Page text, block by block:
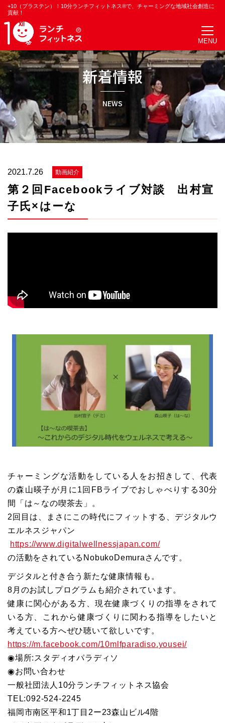
+10（プラステン）！10分ランチフィットネス®で、チャーミングな地域社会創造に
貢献！
新着情報
NEWS
2021.7.26 動画紹介
第２回Facebookライブ対談 出村宣
子氏×はーな
チャーミングな活動をしている人をお招きして、代表
の森山暎子が月に1回FBライブでおしゃべりする30分
間「は～なの喫茶去」。
2回目は、まさにこの時代にフィットする、デジタルウ
エルネスジャパン
https://www.digitalwellnessjapan.com/
の活動をされているNobukoDemuraさんです。
デジタルと付き合う新たな健康情報も。
8月のお試しプログラムも紹介されています。
健康に関心がある方、現在健康づくりの指導をされて
いる方、これから健康づくりに関わる指導をしたいと
考えている方へぜひ聴いて欲しいです。
https://m.facebook.com/10mlfparadiso.yousei/
◉場所:スタディオパラディソ
◉お問い合わせ
一般社団法人10分ランチフィットネス協会
TEL:092-524-2245
福岡市南区平和1丁目2ー23森山ビル4階